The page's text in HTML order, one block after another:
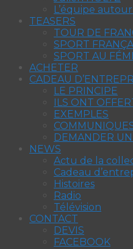
L’équipe
TEASERS
TOUR DE
SPORT
SPORT AU
ACHETER
CADEAU
LE PRINCIPE
ILS ONT
EXEMPLES
DEMANDER
NEWS
Actu de la
Cadeau
Histoires
Radio
Télévision
CONTACT
DEVIS
FACEBOOK